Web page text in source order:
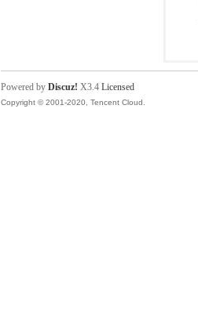
Powered by Discuz! X3.4 Licensed
Copyright © 2001-2020, Tencent Cloud.